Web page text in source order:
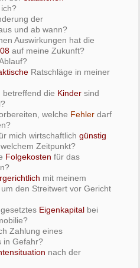
der
und ab wann?
Auswirkungen hat die
auf meine Zukunft?
Ratschläge in meiner
betreffend die Kinder sind
welche Fehler darf
mich wirtschaftlich günstig
Zeitpunkt?
Folgekosten für das
mit meinem
den Streitwert vor Gericht
Eigenkapital bei
Zahlung eines
in Gefahr?
nach der